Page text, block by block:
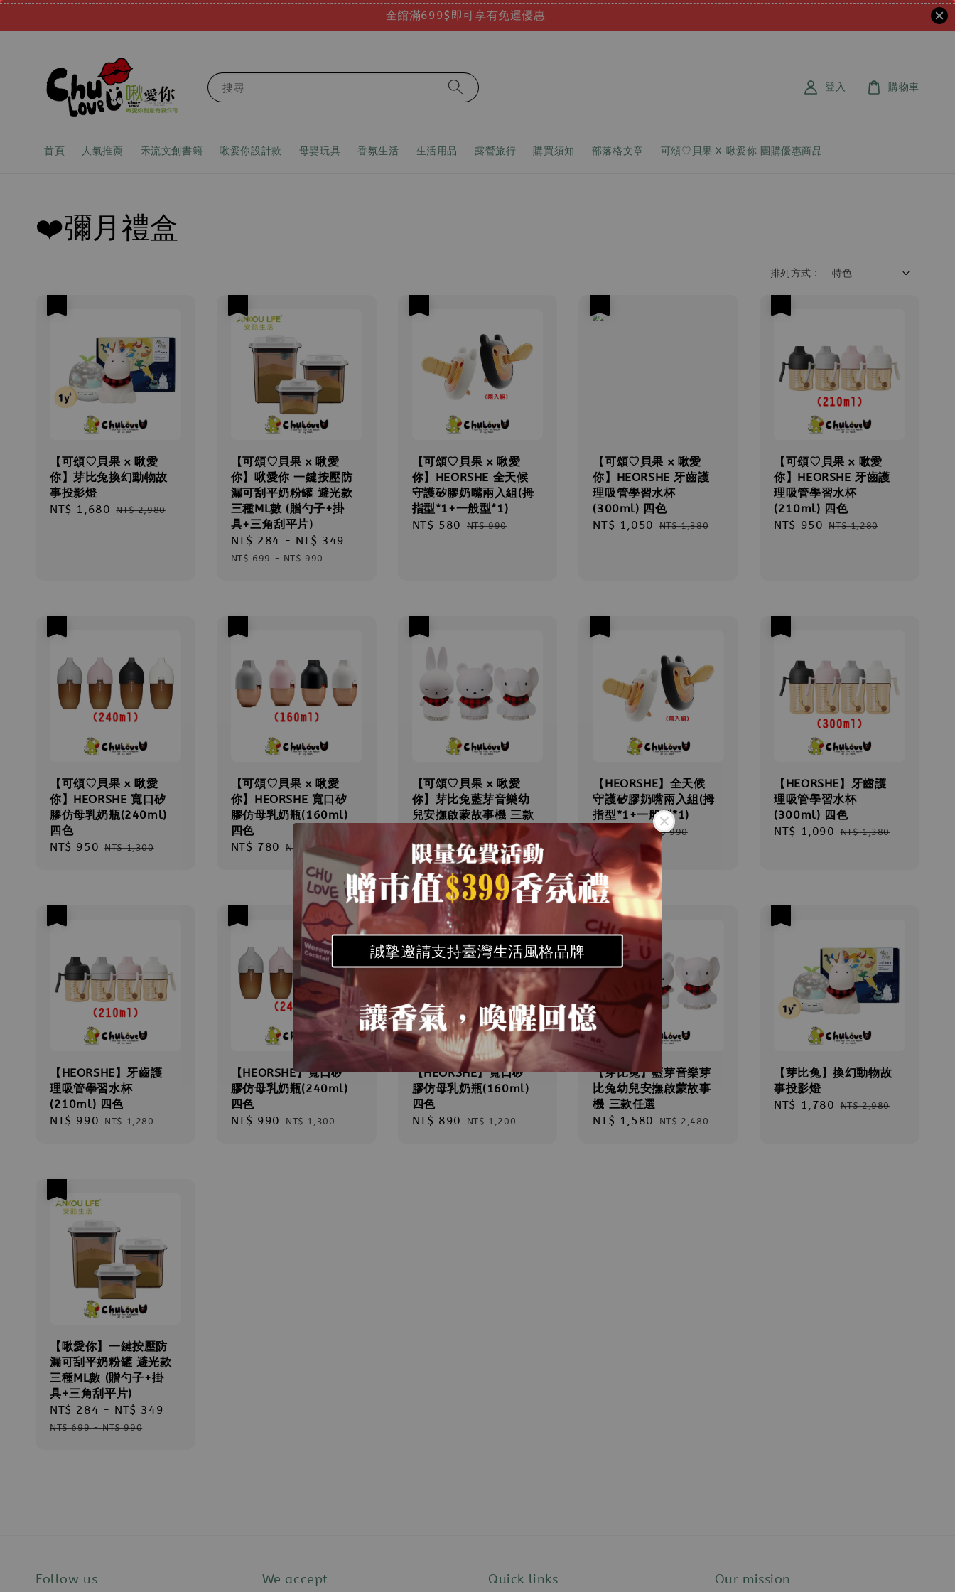
全館滿699$即可享有免運優惠
誠摯邀請支持臺灣生活風格品牌
搜尋
首頁 人氣推薦 禾流文創書籍 啾愛你設計款 母嬰玩具 香氛生活 生活用品 露營旅行 購買須知 部落格文章 可頌♡貝果 X 啾愛你 團購優惠商品
登入 購物車
❤️彌月禮盒
排列方式 :
【可頌♡貝果 x 啾愛
你】芽比兔換幻動物故
事投影燈
Sale
NT$ 1,680 Regular
NT$ 2,980
【可頌♡貝果 x 啾愛
你】啾愛你 一鍵按壓防
漏可刮平奶粉罐 避光款
三種ML數 (贈勺子+掛
具+三角刮平片)
Sale
price
NT$ 284 - NT$ 349
NT$ 699-NT$ 990
【可頌♡貝果 x 啾愛
你】HEORSHE 全天候
守護矽膠奶嘴兩入組(拇
指型*1+一般型*1)
Sale
NT$ 580 Regular
NT$ 990
【可頌♡貝果 x 啾愛
你】HEORSHE 牙齒護
理吸管學習水杯
(300ml) 四色
Sale
NT$ 1,050 Regular
NT$ 1,380
【可頌♡貝果 x 啾愛
你】HEORSHE 牙齒護
理吸管學習水杯
(210ml) 四色
Sale
NT$ 950 Regular
NT$ 1,280
【可頌♡貝果 x 啾愛
你】HEORSHE 寬口矽
膠仿母乳奶瓶(240ml)
四色
Sale
NT$ 950 Regular
NT$ 1,300
【可頌♡貝果 x 啾愛
你】HEORSHE 寬口矽
膠仿母乳奶瓶(160ml)
四色
Sale
NT$ 780 Regular
price
NT$ 1,200
【可頌♡貝果 x 啾愛
你】芽比兔藍芽音樂幼
兒安撫啟蒙故事機 三款
任選
Sale
price
NT$ 1,480 Regular
price
NT$ 2,480
【HEORSHE】全天候
守護矽膠奶嘴兩入組(拇
指型*1+一般型*1)
Sale
price
NT$ 680
Regular
price
NT$ 990
【HEORSHE】牙齒護
理吸管學習水杯
(300ml) 四色
Sale
NT$ 1,090 Regular
NT$ 1,380
【HEORSHE】牙齒護
理吸管學習水杯
(210ml) 四色
Sale
NT$ 990 Regular
NT$ 1,280
【HEORSHE】寬口矽
膠仿母乳奶瓶(240ml)
四色
Sale
NT$ 990 Regular
NT$ 1,300
【HEORSHE】寬口矽
膠仿母乳奶瓶(160ml)
四色
Sale
NT$ 890 Regular
NT$ 1,200
【芽比兔】藍芽音樂芽
比兔幼兒安撫啟蒙故事
機 三款任選
Sale
NT$ 1,580 Regular
NT$ 2,480
【芽比兔】換幻動物故
事投影燈
Sale
NT$ 1,780 Regular
NT$ 2,980
【啾愛你】一鍵按壓防
漏可刮平奶粉罐 避光款
三種ML數 (贈勺子+掛
具+三角刮平片)
Sale
price
NT$ 284 - NT$ 349
NT$ 699-NT$ 990
Follow us We accept Quick links Our mission